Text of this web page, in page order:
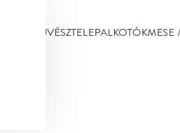
MŰVÉSZTELEPALKOTÓKMESE